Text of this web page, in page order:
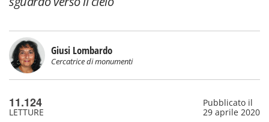
Giusi Lombardo
Cercatrice di monumenti
11.124
LETTURE
Pubblicato il
29 aprile 2020